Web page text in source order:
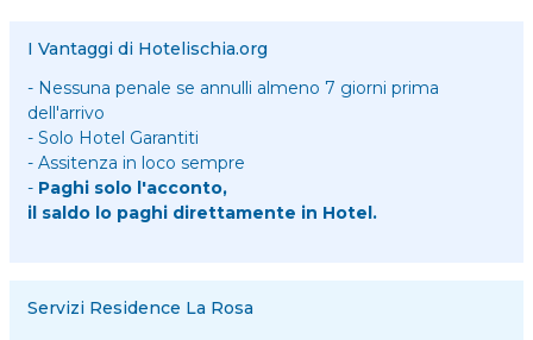
I Vantaggi di Hotelischia.org
- Nessuna penale se annulli almeno 7 giorni prima
dell'arrivo
- Solo Hotel Garantiti
- Assitenza in loco sempre
- Paghi solo l'acconto,
il saldo lo paghi direttamente in Hotel.
Servizi Residence La Rosa